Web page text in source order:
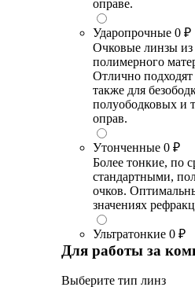
оправе.
Ударопрочные 0 ₽
Очковые линзы из
полимерного
Отлично подходят
также для
полуободковых и
оправ.
Утонченные 0 ₽
Более тонкие, по
стандартными,
очков.
значениях
Ультратонкие 0 ₽
Для работы за
Выберите тип линз